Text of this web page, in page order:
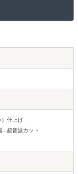
仕上げ
…超音波カット